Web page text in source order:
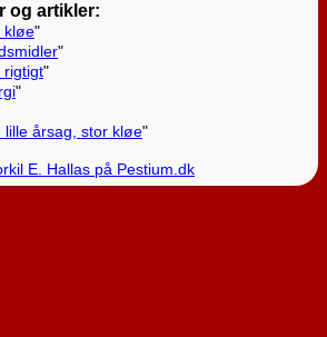
og artikler:
kløe"
"
rigtigt"
"
lille årsag, stor kløe"
E. Hallas på Pestium.dk